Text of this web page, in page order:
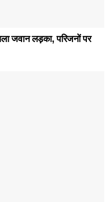
जवान लड़का, परिजनों पर